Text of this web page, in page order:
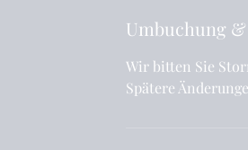
Umbuchung
Wir bitten Sie
Spätere